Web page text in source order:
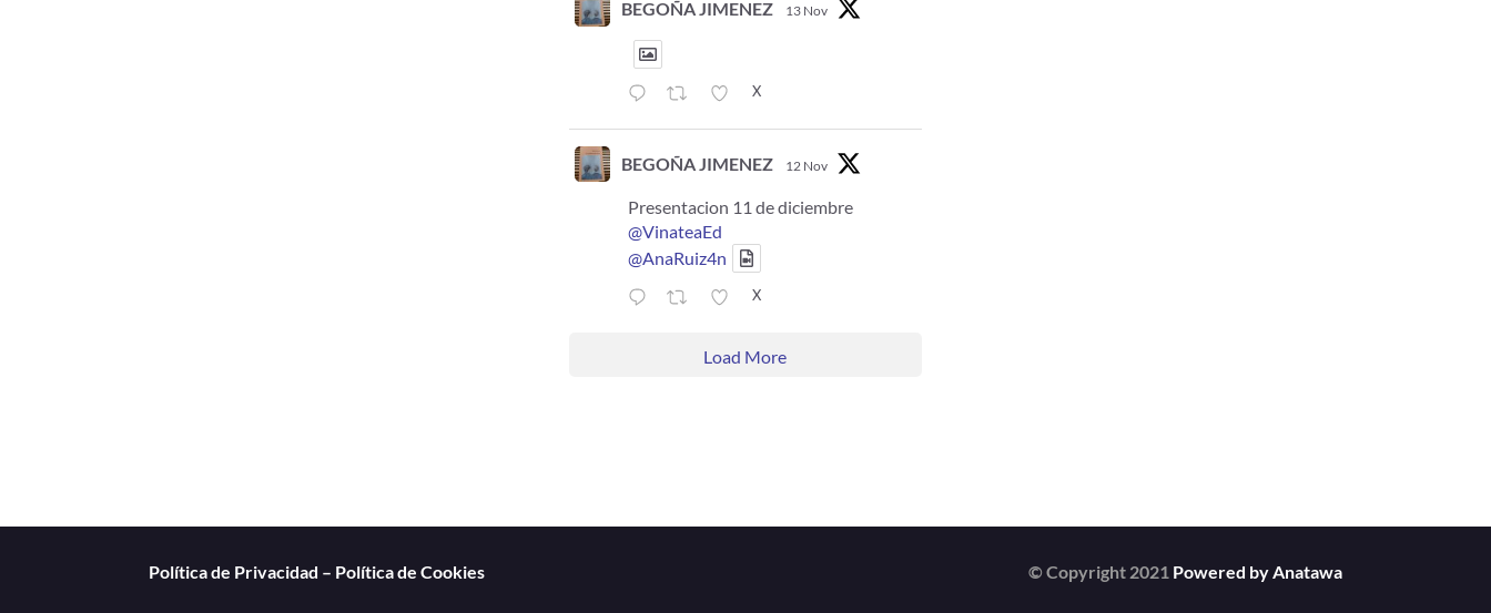
BEGOÑA JIMENEZ 13 Nov
X
BEGOÑA JIMENEZ 12 Nov
Presentacion 11 de diciembre
@VinateaEd
@AnaRuiz4n
X
Load More
Política de Privacidad – Política de Cookies © Copyright 2021 Powered by Anatawa